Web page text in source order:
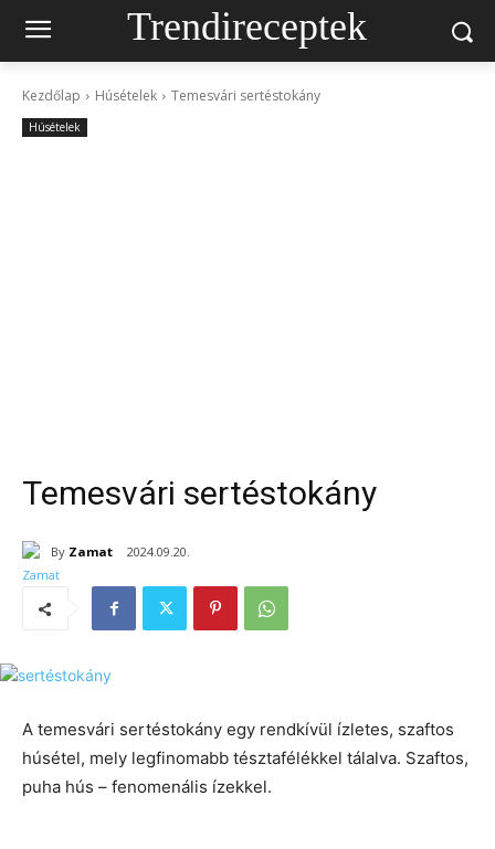
Trendireceptek
Kezdőlap Húsételek Temesvári sertéstokány
Húsételek
Temesvári sertéstokány
By Zamat 2024.09.20.
A temesvári sertéstokány egy rendkívül ízletes, szaftos
húsétel, mely legfinomabb tésztafélékkel tálalva. Szaftos,
puha hús – fenomenális ízekkel.